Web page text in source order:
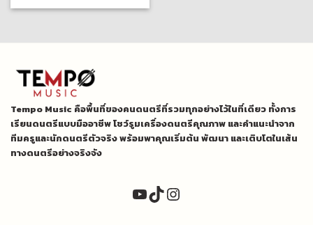
Tempo Music คือพื้นที่ของคนดนตรีที่รวมทุกอย่างไว้ในที่เดียว ทั้งการ
เรียนดนตรีแบบมืออาชีพ โชว์รูมเครื่องดนตรีคุณภาพ และคำแนะนำจาก
ทีมครูและนักดนตรีตัวจริง พร้อมพาคุณเริ่มต้น พัฒนา และเติบโตในเส้น
ทางดนตรีอย่างจริงจัง
YouTube
TikTok
Instagram